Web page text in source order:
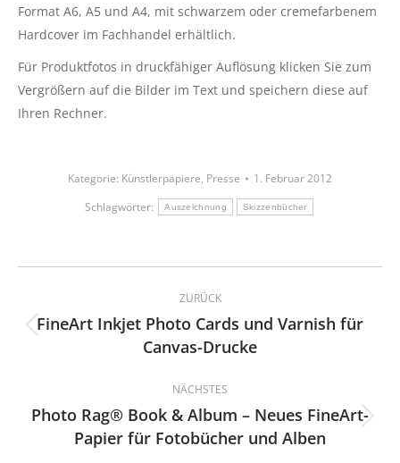
Format A6, A5 und A4, mit schwarzem oder cremefarbenem
Hardcover im Fachhandel erhältlich.
Für Produktfotos in druckfähiger Auflösung klicken Sie zum
Vergrößern auf die Bilder im Text und speichern diese auf
Ihren Rechner.
Kategorie: Künstlerpapiere, Presse
1. Februar 2012
Schlagwörter:
Auszeichnung Skizzenbücher
Kommentarnavigation
ZURÜCK
Vorheriger
Beitrag:
FineArt Inkjet Photo Cards und Varnish für
Canvas-Drucke
NÄCHSTES
Nächster
Beitrag:
Photo Rag® Book & Album – Neues FineArt-
Papier für Fotobücher und Alben